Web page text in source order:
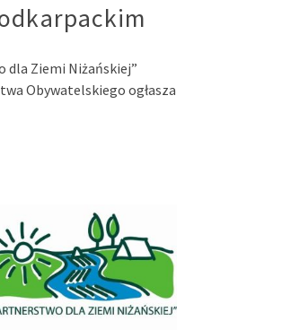
dla Ziemi Niżańskiej”
Obywatelskiego ogłasza